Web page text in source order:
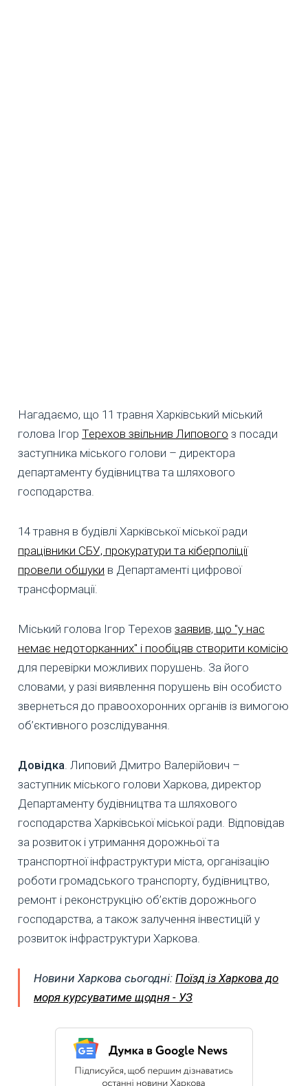
Нагадаємо, що 11 травня Харківський міський
голова Ігор Терехов звільнив Липового з посади
заступника міського голови – директора
департаменту будівництва та шляхового
господарства.
14 травня в будівлі Харківської міської ради
працівники СБУ, прокуратури та кіберполіції
провели обшуки в Департаменті цифрової
трансформації.
Міський голова Ігор Терехов заявив, що "у нас
немає недоторканних" і пообіцяв створити комісію
для перевірки можливих порушень. За його
словами, у разі виявлення порушень він особисто
звернеться до правоохоронних органів із вимогою
об’єктивного розслідування.
Довідка . Липовий Дмитро Валерійович –
заступник міського голови Харкова, директор
Департаменту будівництва та шляхового
господарства Харківської міської ради. Відповідав
за розвиток і утримання дорожньої та
транспортної інфраструктури міста, організацію
роботи громадського транспорту, будівництво,
ремонт і реконструкцію об’єктів дорожнього
господарства, а також залучення інвестицій у
розвиток інфраструктури Харкова.
Новини Харкова сьогодні: Поїзд із Харкова до
моря курсуватиме щодня - УЗ